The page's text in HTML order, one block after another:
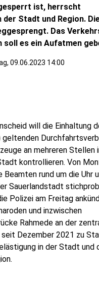
ist, herrscht
Stadt und Region.
Das
soll es ein Aufatmen
09.06.2023 14:00
will die Einhaltung
geltenden
an mehreren Stellen
kontrollieren. Von
Beamten rund um die Uhr
Sauerlandstadt
Polizei am Freitag
und inzwischen
Rahmede an der
Dezember 2021 zu
in der Stadt und